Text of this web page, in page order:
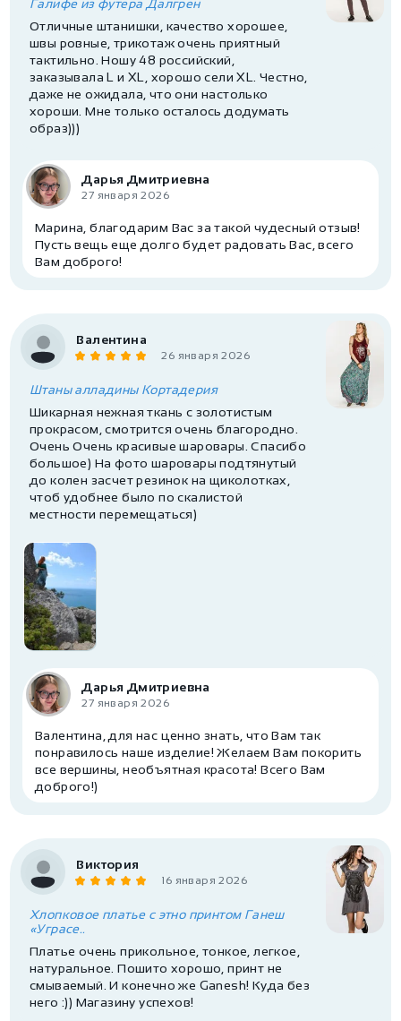
Галифе из футера Далгрен
Отличные штанишки, качество хорошее,
швы ровные, трикотаж очень приятный
тактильно. Ношу 48 российский,
заказывала L и XL, хорошо сели XL. Честно,
даже не ожидала, что они настолько
хороши. Мне только осталось додумать
образ)))
Дарья Дмитриевна
27 января 2026
Марина, благодарим Вас за такой чудесный отзыв!
Пусть вещь еще долго будет радовать Вас, всего
Вам доброго!
Валентина
26 января 2026
Штаны алладины Кортадерия
Шикарная нежная ткань с золотистым
прокрасом, смотрится очень благородно.
Очень Очень красивые шаровары. Спасибо
большое) На фото шаровары подтянутый
до колен засчет резинок на щиколотках,
чтоб удобнее было по скалистой
местности перемещаться)
Дарья Дмитриевна
27 января 2026
Валентина, для нас ценно знать, что Вам так
понравилось наше изделие! Желаем Вам покорить
все вершины, необъятная красота! Всего Вам
доброго!)
Виктория
16 января 2026
Хлопковое платье с этно принтом Ганеш
«Уграсе..
Платье очень прикольное, тонкое, легкое,
натуральное. Пошито хорошо, принт не
смываемый. И конечно же Ganesh! Куда без
него :)) Магазину успехов!